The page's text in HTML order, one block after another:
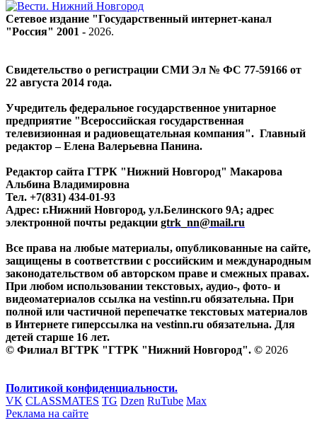
Сетевое издание "Государственный интернет-канал
"Россия" 2001 - 2026.
Свидетельство о регистрации СМИ Эл № ФС 77-59166 от
22 августа 2014 года.
Учредитель федеральное государственное унитарное
предприятие "Всероссийская государственная
телевизионная и радиовещательная компания". Главный
редактор – Елена Валерьевна Панина.
Редактор сайта ГТРК "Нижний Новгород" Макарова
Альбина Владимировна
Тел. +7(831) 434-01-93
Адрес: г.Нижний Новгород, ул.Белинского 9А; адрес
электронной почты редакции gtrk_nn@mail.ru
Все права на любые материалы, опубликованные на сайте,
защищены в соответствии с российским и международным
законодательством об авторском праве и смежных правах.
При любом использовании текстовых, аудио-, фото- и
видеоматериалов ссылка на vestinn.ru обязательна. При
полной или частичной перепечатке текстовых материалов
в Интернете гиперссылка на vestinn.ru обязательна. Для
детей старше 16 лет.
© Филиал ВГТРК "ГТРК "Нижний Новгород". © 2026
Политикой конфиденциальности.
VK CLASSMATES TG Dzen RuTube Max
Реклама на сайте